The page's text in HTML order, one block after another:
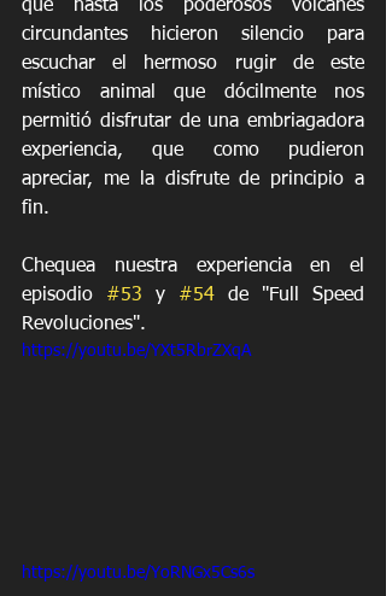
que hasta los poderosos volcanes
circundantes hicieron silencio para
escuchar el hermoso rugir de este
místico animal que dócilmente nos
permitió disfrutar de una embriagadora
experiencia, que como pudieron
apreciar, me la disfrute de principio a
fin.
Chequea nuestra experiencia en el
episodio #53 y #54 de "Full Speed
Revoluciones".
https://youtu.be/YXt5RbrZXqA
https://youtu.be/YoRNGx5Cs6s